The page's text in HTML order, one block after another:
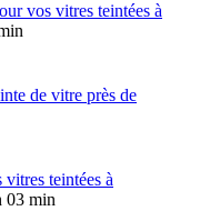
vos vitres teintées à
de vitre près de
teintées à
03 min